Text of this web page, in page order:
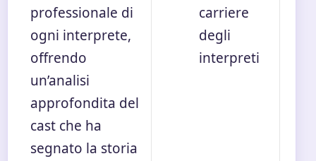
professionale di
ogni interprete,
offrendo
un’analisi
approfondita del
cast che ha
segnato la storia
carriere
degli
interpreti